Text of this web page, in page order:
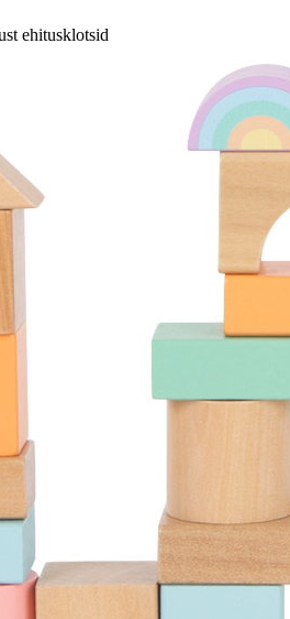
ehitusklotsid